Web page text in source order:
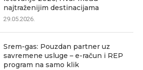
najtraženijim destinacijama
29.05.2026.
Srem-gas: Pouzdan partner uz
savremene usluge – e-račun i REP
program na samo klik